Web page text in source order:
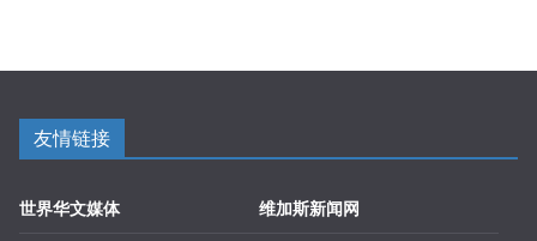
友情链接
世界华文媒体 维加斯新闻网